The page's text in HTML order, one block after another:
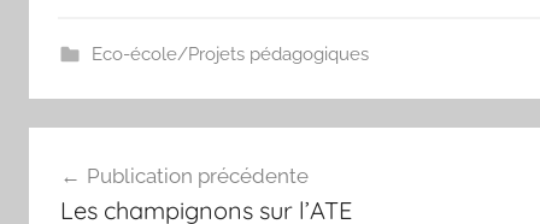
Eco-école/Projets pédagogiques
de
Publication précédente
Les champignons sur l’ATE